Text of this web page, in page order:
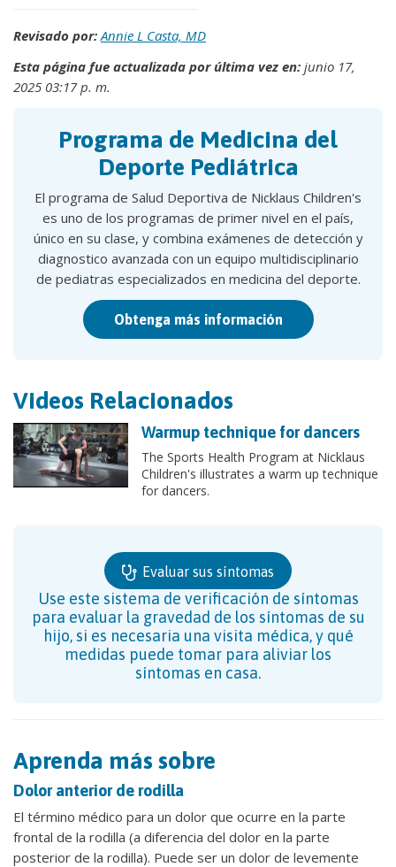
Revisado por: Annie L Casta, MD
Esta página fue actualizada por última vez en: junio 17,
2025 03:17 p. m.
Programa de Medicina del
Deporte Pediátrica
El programa de Salud Deportiva de Nicklaus Children's
es uno de los programas de primer nivel en el país,
único en su clase, y combina exámenes de detección y
diagnostico avanzada con un equipo multidisciplinario
de pediatras especializados en medicina del deporte.
Obtenga más información
Videos Relacionados
Warmup technique for dancers
The Sports Health Program at Nicklaus
Children's illustrates a warm up technique
for dancers.
Evaluar sus síntomas
Use este sistema de verificación de síntomas
para evaluar la gravedad de los síntomas de su
hijo, si es necesaria una visita médica, y qué
medidas puede tomar para aliviar los
síntomas en casa.
Aprenda más sobre
Dolor anterior de rodilla
El término médico para un dolor que ocurre en la parte
frontal de la rodilla (a diferencia del dolor en la parte
posterior de la rodilla). Puede ser un dolor de levemente